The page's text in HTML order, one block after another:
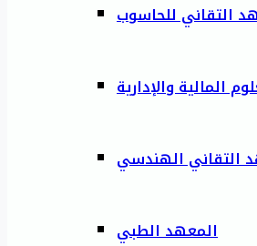
التقاني للحاسوب
المالية والإدارية
التقاني الهندسي
المعهد الطبي